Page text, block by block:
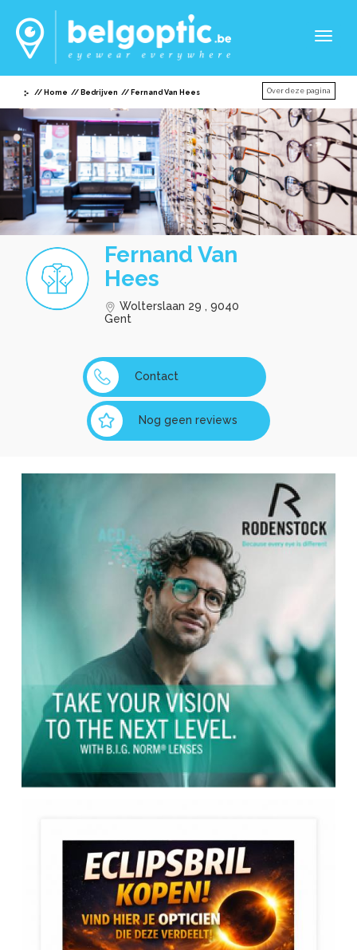
Home Bedrijven Fernand Van Hees Over deze pagina
Fernand Van
Hees
Wolterslaan 29 , 9040
Gent
Contact
Nog geen reviews